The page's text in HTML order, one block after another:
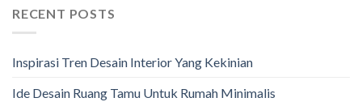
RECENT POSTS
Inspirasi Tren Desain Interior Yang Kekinian
Ide Desain Ruang Tamu Untuk Rumah Minimalis